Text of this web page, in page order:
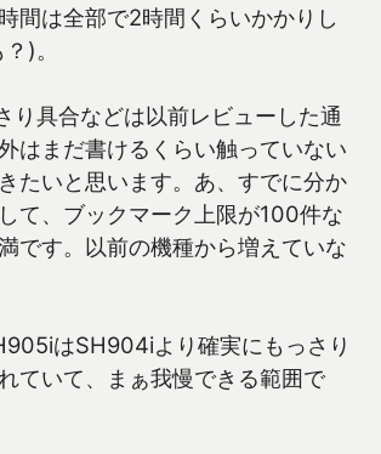
間は全部で2時間くらいかかりし
)。
り具合などは以前レビューした通
はまだ書けるくらい触っていない
たいと思います。あ、すでに分か
て、ブックマーク上限が100件な
です。以前の機種から増えていな
はSH904iより確実にもっさり
ていて、まぁ我慢できる範囲で